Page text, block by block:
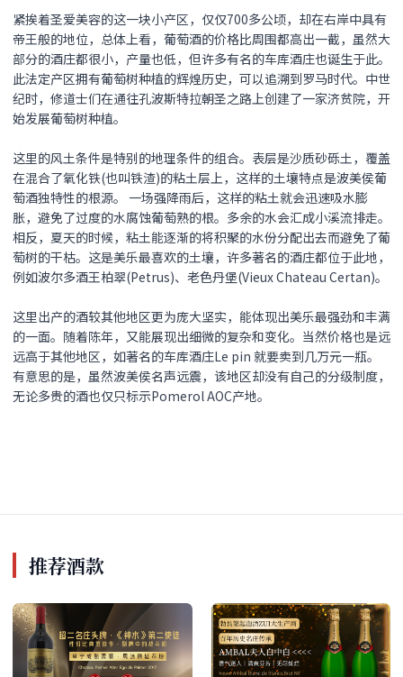
紧挨着圣爱美容的这一块小产区，仅仅700多公顷，却在右岸中具有
帝王般的地位，总体上看，葡萄酒的价格比周围都高出一截，虽然大
部分的酒庄都很小，产量也低，但许多有名的车库酒庄也诞生于此。
此法定产区拥有葡萄树种植的辉煌历史，可以追溯到罗马时代。中世
纪时，修道士们在通往孔波斯特拉朝圣之路上创建了一家济贫院，开
始发展葡萄树种植。
这里的风土条件是特别的地理条件的组合。表层是沙质砂砾土，覆盖
在混合了氧化铁(也叫铁渣)的粘土层上，这样的土壤特点是波美侯葡
萄酒独特性的根源。 一场强降雨后，这样的粘土就会迅速吸水膨
胀，避免了过度的水腐蚀葡萄熟的根。多余的水会汇成小溪流排走。
相反，夏天的时候，粘土能逐渐的将积聚的水份分配出去而避免了葡
萄树的干枯。这是美乐最喜欢的土壤，许多著名的酒庄都位于此地，
例如波尔多酒王柏翠(Petrus)、老色丹堡(Vieux Chateau Certan)。
这里出产的酒较其他地区更为庞大坚实，能体现出美乐最强劲和丰满
的一面。随着陈年，又能展现出细微的复杂和变化。当然价格也是远
远高于其他地区，如著名的车库酒庄Le pin 就要卖到几万元一瓶。
有意思的是，虽然波美侯名声远震，该地区却没有自己的分级制度，
无论多贵的酒也仅只标示Pomerol AOC产地。
推荐酒款